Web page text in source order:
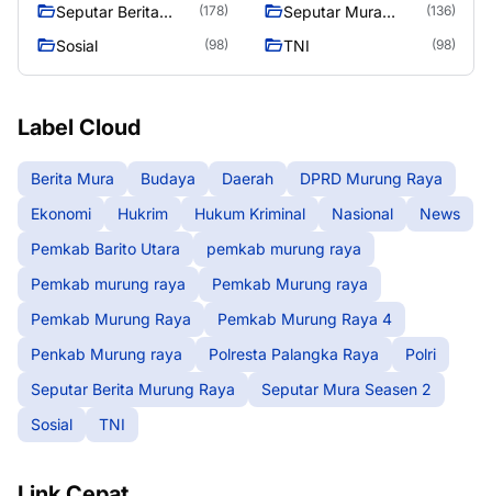
Seputar Berita
(178)
Seputar Mura
(136)
Sosial (98) TNI (98)
Label Cloud
Berita Mura Budaya Daerah
DPRD Murung Raya
Ekonomi
Hukrim Hukum Kriminal Nasional
News
Pemkab Barito Utara
pemkab murung raya
Pemkab murung raya
Pemkab Murung raya
Pemkab Murung Raya
Pemkab Murung Raya 4
Penkab Murung raya
Polresta Palangka Raya
Polri
Seputar Berita Murung Raya
Seputar Mura Seasen 2
Sosial
TNI